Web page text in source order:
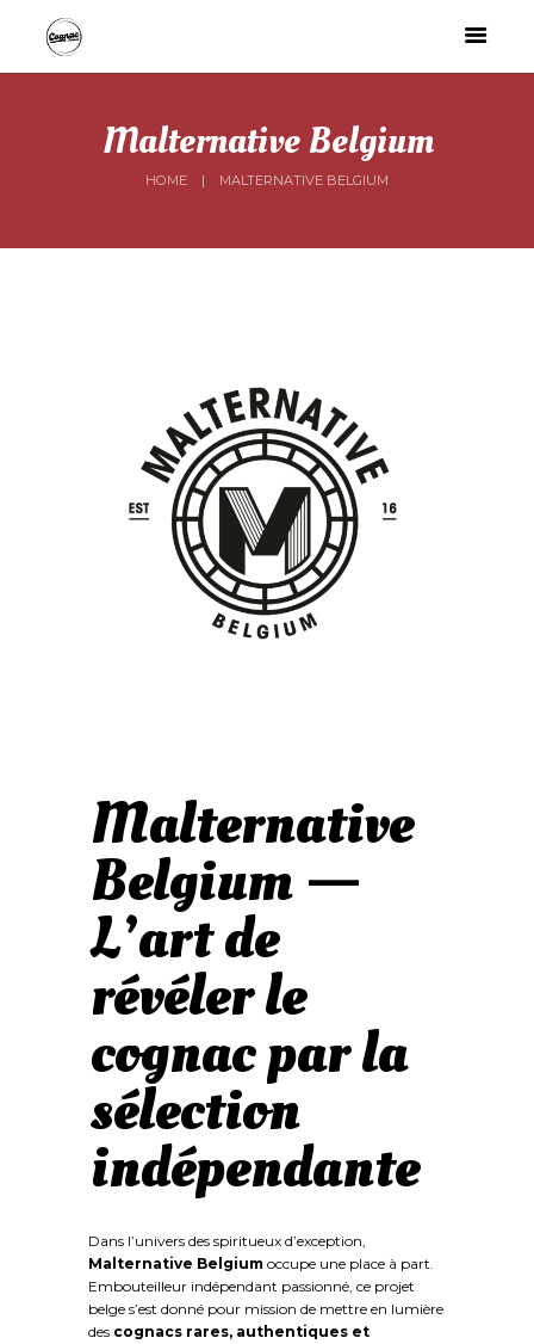
Malternative Belgium
HOME MALTERNATIVE BELGIUM
Malternative
Belgium —
L’art de
révéler le
cognac par la
sélection
indépendante
Dans l’univers des spiritueux d’exception,
Malternative Belgium occupe une place à part.
Embouteilleur indépendant passionné, ce projet
belge s’est donné pour mission de mettre en lumière
des cognacs rares, authentiques et